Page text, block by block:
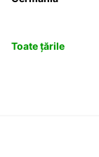
Toate țările